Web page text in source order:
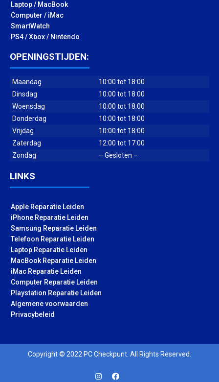
Laptop / MacBook
Computer / iMac
SmartWatch
PS4 / Xbox / Nintendo
OPENINGSTIJDEN:
Maandag
10:00 tot 18:00
Dinsdag
10:00 tot 18:00
Woensdag
10:00 tot 18:00
Donderdag
10:00 tot 18:00
Vrijdag
10:00 tot 18:00
Zaterdag
12:00 tot 17:00
Zondag
– Gesloten –
LINKS
Apple Reparatie Leiden
iPhone Reparatie Leiden
Samsung Reparatie Leiden
Telefoon Reparatie Leiden
Laptop Reparatie Leiden
MacBook Reparatie Leiden
iMac Reparatie Leiden
Computer Reparatie Leiden
Playstation Reparatie Leiden
Algemene voorwaarden
Privacybeleid
Copyright © 2022 PC Checkpunt. All Rights Reserved.